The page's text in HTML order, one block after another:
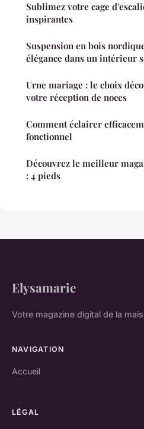
Sublimez votre cage
inspirantes
Suspension en bois
élégance dans un intérieur
Urne mariage : le choix
votre réception de noces
Comment éclairer
fonctionnel
Découvrez le meilleur
: 4 pieds
Elysamarie
Votre magazine digital de la
NAVIGATION
Accueil
LÉGAL